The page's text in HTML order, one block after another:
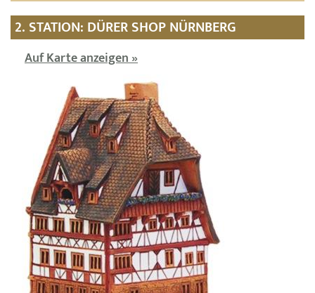
2. STATION: DÜRER SHOP NÜRNBERG
Auf Karte anzeigen »